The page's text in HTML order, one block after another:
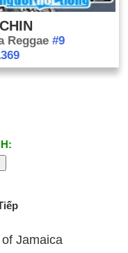
Reggae #9
of Jamaica